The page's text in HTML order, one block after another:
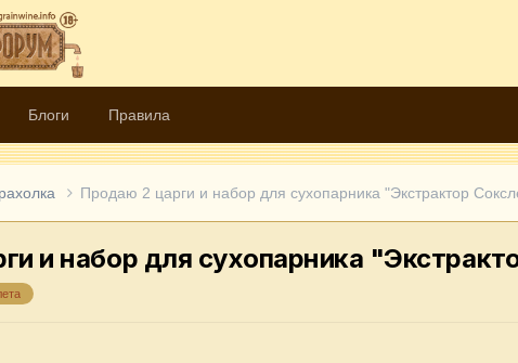
Блоги Правила
Продаю 2 царги и набор для сухопарника "Экстрактор
и набор для сухопарника